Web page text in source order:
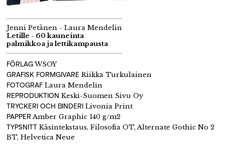
Jenni Petänen - Laura Mendelin
Letille - 60 kauneinta
palmikkoa ja lettikampausta
FÖRLAGWSOY
GRAFISK FORMGIVARE Riikka Turkulainen
FOTOGRAF Laura Mendelin
REPRODUKTION Keski-Suomen Sivu Oy
TRYCKERI OCH BINDERI Livonia Print
PAPPERAmber Graphic 140 g/m2
TYPSNITT Käsintekstaus, Filosofia OT, Alternate Gothic No 2
BT, Helvetica Neue